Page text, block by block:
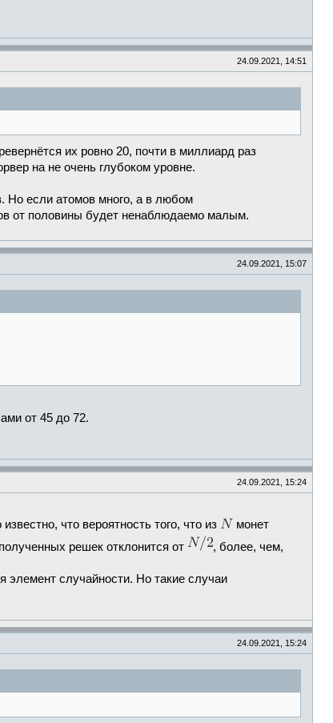
24.09.2021, 14:51
их ровно 20, почти в миллиард раз
на не очень глубоком уровне.
Но если атомов много, а в любом
от половины будет ненаблюдаемо малым.
24.09.2021, 15:07
от 45 до 72.
24.09.2021, 15:24
что вероятность того, что из
монет
решек отклонится от
, более, чем,
элемент случайности. Но такие случаи
24.09.2021, 15:24